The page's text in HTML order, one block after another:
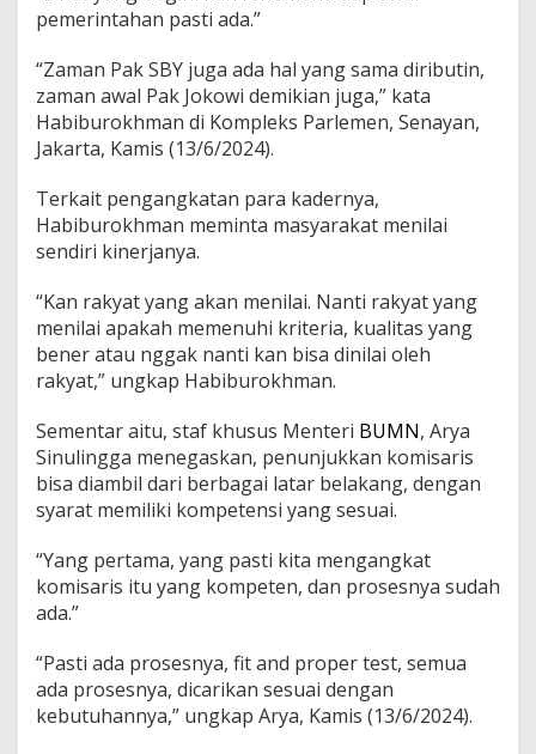
pemerintahan pasti ada.”
“Zaman Pak SBY juga ada hal yang sama diributin,
zaman awal Pak Jokowi demikian juga,” kata
Habiburokhman di Kompleks Parlemen, Senayan,
Jakarta, Kamis (13/6/2024).
Terkait pengangkatan para kadernya,
Habiburokhman meminta masyarakat menilai
sendiri kinerjanya.
“Kan rakyat yang akan menilai. Nanti rakyat yang
menilai apakah memenuhi kriteria, kualitas yang
bener atau nggak nanti kan bisa dinilai oleh
rakyat,” ungkap Habiburokhman.
Sementar aitu, staf khusus Menteri BUMN, Arya
Sinulingga menegaskan, penunjukkan komisaris
bisa diambil dari berbagai latar belakang, dengan
syarat memiliki kompetensi yang sesuai.
“Yang pertama, yang pasti kita mengangkat
komisaris itu yang kompeten, dan prosesnya sudah
ada.”
“Pasti ada prosesnya, fit and proper test, semua
ada prosesnya, dicarikan sesuai dengan
kebutuhannya,” ungkap Arya, Kamis (13/6/2024).